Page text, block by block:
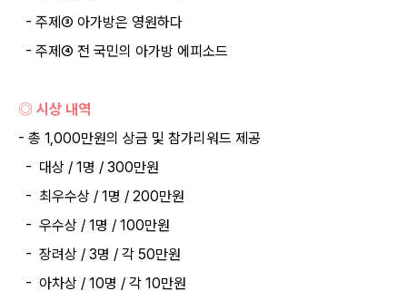
- 주제③ 아가방은 영원하다
- 주제④ 전 국민의 아가방 에피소드
◎ 시상 내역
- 총 1,000만원의 상금 및 참가리워드 제공
- 대상 / 1명 / 300만원
- 최우수상 / 1명 / 200만원
- 우수상 / 1명 / 100만원
- 장려상 / 3명 / 각 50만원
- 아차상 / 10명 / 각 10만원